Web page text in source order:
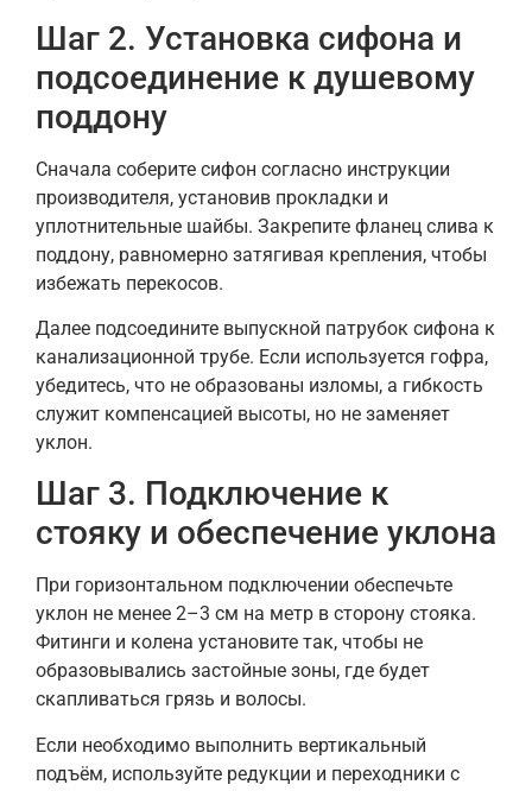
Шаг 2. Установка сифона и
подсоединение к душевому
поддону
Сначала соберите сифон согласно инструкции
производителя, установив прокладки и
уплотнительные шайбы. Закрепите фланец слива к
поддону, равномерно затягивая крепления, чтобы
избежать перекосов.
Далее подсоедините выпускной патрубок сифона к
канализационной трубе. Если используется гофра,
убедитесь, что не образованы изломы, а гибкость
служит компенсацией высоты, но не заменяет
уклон.
Шаг 3. Подключение к
стояку и обеспечение уклона
При горизонтальном подключении обеспечьте
уклон не менее 2–3 см на метр в сторону стояка.
Фитинги и колена установите так, чтобы не
образовывались застойные зоны, где будет
скапливаться грязь и волосы.
Если необходимо выполнить вертикальный
подъём, используйте редукции и переходники с